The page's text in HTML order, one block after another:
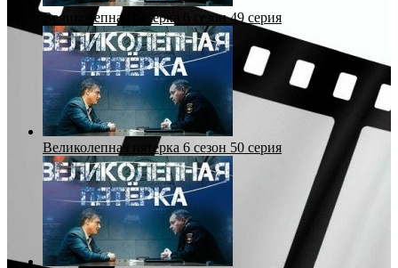
Великолепная пятерка 6 сезон 49 серия
Великолепная пятерка 6 сезон 50 серия